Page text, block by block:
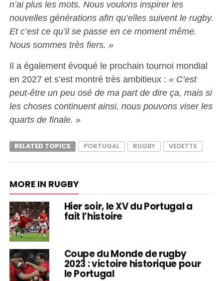
n’ai plus les mots. Nous voulons inspirer les
nouvelles générations afin qu’elles suivent le rugby.
Et c’est ce qu’il se passe en ce moment même.
Nous sommes très fiers. »
Il a également évoqué le prochain tournoi mondial
en 2027 et s’est montré très ambitieux : « C’est
peut-être un peu osé de ma part de dire ça, mais si
les choses continuent ainsi, nous pouvons viser les
quarts de finale. »
RELATED TOPICS PORTUGAL RUGBY VEDETTE
MORE IN RUGBY
Hier soir, le XV du Portugal a
fait l’histoire
Coupe du Monde de rugby
2023 : victoire historique pour
le Portugal